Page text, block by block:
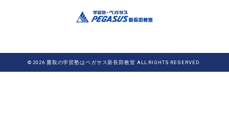
© 2026 鷹取の学習塾はペガサス新長田教室 ALL RIGHTS RESERVED.